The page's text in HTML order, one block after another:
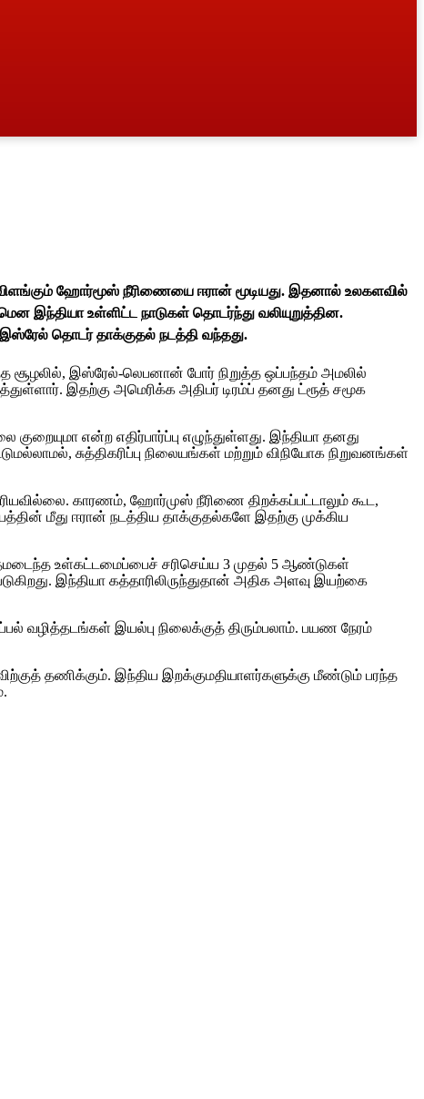
ஹோர்மூஸ் நீரிணையை ஈரான் மூடியது. இதனால் உலகளவில்
இந்தியா உள்ளிட்ட நாடுகள் தொடர்ந்து வலியுறுத்தின.
தொடர் தாக்குதல் நடத்தி வந்தது.
சூழலில், இஸ்ரேல்-லெபனான் போர் நிறுத்த ஒப்பந்தம் அமலில்
இதற்கு அமெரிக்க அதிபர் டிரம்ப் தனது ட்ரூத் சமூக
என்ற எதிர்பார்ப்பு எழுந்துள்ளது. இந்தியா தனது
சுத்திகரிப்பு நிலையங்கள் மற்றும் விநியோக நிறுவனங்கள்
காரணம், ஹோர்முஸ் நீரிணை திறக்கப்பட்டாலும் கூட,
மீது ஈரான் நடத்திய தாக்குதல்களே இதற்கு முக்கிய
உள்கட்டமைப்பைச் சரிசெய்ய 3 முதல் 5 ஆண்டுகள்
இந்தியா கத்தாரிலிருந்துதான் அதிக அளவு இயற்கை
வழித்தடங்கள் இயல்பு நிலைக்குத் திரும்பலாம். பயண நேரம்
தணிக்கும். இந்திய இறக்குமதியாளர்களுக்கு மீண்டும் பரந்த